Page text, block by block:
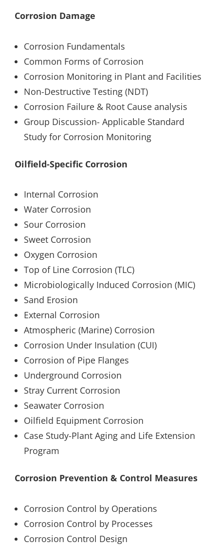
Corrosion Damage
Corrosion Fundamentals
Common Forms of Corrosion
Corrosion Monitoring in Plant and Facilities
Non-Destructive Testing (NDT)
Corrosion Failure & Root Cause analysis
Group Discussion- Applicable Standard
Study for Corrosion Monitoring
Oilfield-Specific Corrosion
Internal Corrosion
Water Corrosion
Sour Corrosion
Sweet Corrosion
Oxygen Corrosion
Top of Line Corrosion (TLC)
Microbiologically Induced Corrosion (MIC)
Sand Erosion
External Corrosion
Atmospheric (Marine) Corrosion
Corrosion Under Insulation (CUI)
Corrosion of Pipe Flanges
Underground Corrosion
Stray Current Corrosion
Seawater Corrosion
Oilfield Equipment Corrosion
Case Study-Plant Aging and Life Extension
Program
Corrosion Prevention & Control Measures
Corrosion Control by Operations
Corrosion Control by Processes
Corrosion Control Design